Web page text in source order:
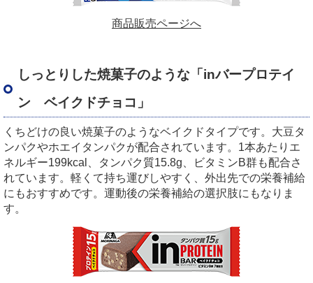
商品販売ページへ
しっとりした焼菓子のような「inバープロテイ
ン ベイクドチョコ」
くちどけの良い焼菓子のようなベイクドタイプです。大豆タ
ンパクやホエイタンパクが配合されています。 1本あたりエ
ネルギー199kcal 、タンパク質15.8g 、ビタミンB群も配合さ
れています。軽くて持ち運びしやすく、外出先での栄養補給
にもおすすめです。運動後の栄養補給の選択肢にもなりま
す。